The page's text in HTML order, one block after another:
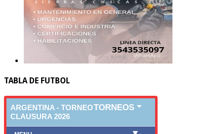
TABLA DE FUTBOL